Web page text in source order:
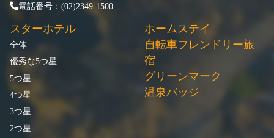
電話番号：(02)2349-1500
スターホテル
全体
優秀な5つ星
5つ星
4つ星
3つ星
2つ星
ホームステイ
自転車フレンドリー旅
宿
グリーンマーク
温泉バッジ